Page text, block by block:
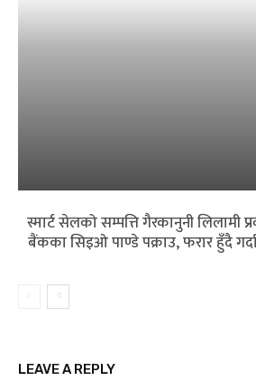
स्मार्ट सेलको सम्पत्ति गैरकानुनी लिलामी
बैंकका सिइओ पाण्डे पक्राउ, फरार हुँदै
LEAVE A REPLY